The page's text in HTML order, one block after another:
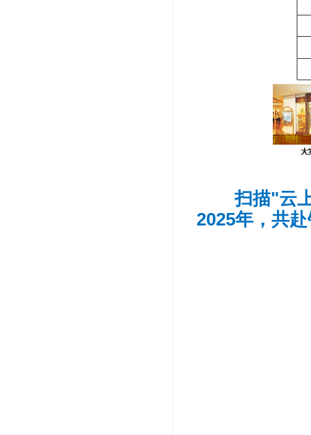
扫描"云
2025年，共